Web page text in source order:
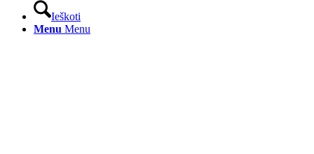
Ieškoti
Menu Menu